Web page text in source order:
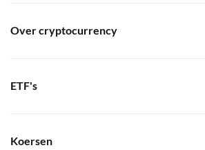
Over cryptocurrency
ETF's
Koersen